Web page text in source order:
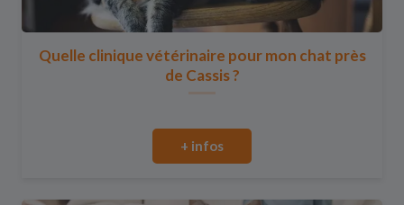
Quelle clinique vétérinaire pour mon chat près
de Cassis ?
+ infos